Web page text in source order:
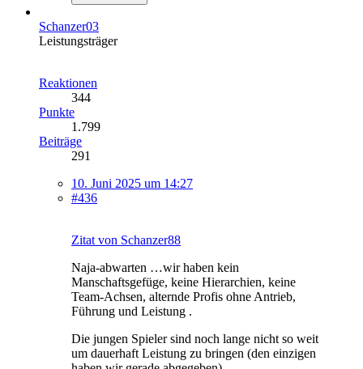
Schanzer03
Leistungsträger
Reaktionen
344
Punkte
1.799
Beiträge
291
10. Juni 2025 um 14:27
#436
Zitat von Schanzer88
Naja-abwarten …wir haben kein
Manschaftsgefüge, keine Hierarchien, keine
Team-Achsen, alternde Profis ohne Antrieb,
Führung und Leistung .
Die jungen Spieler sind noch lange nicht so weit
um dauerhaft Leistung zu bringen (den einzigen